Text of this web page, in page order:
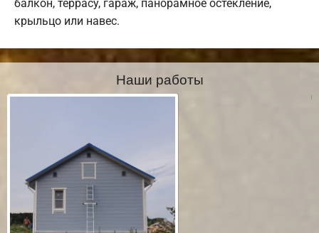
балкон, террасу, гараж, панорамное остекление,
крыльцо или навес.
Наши работы